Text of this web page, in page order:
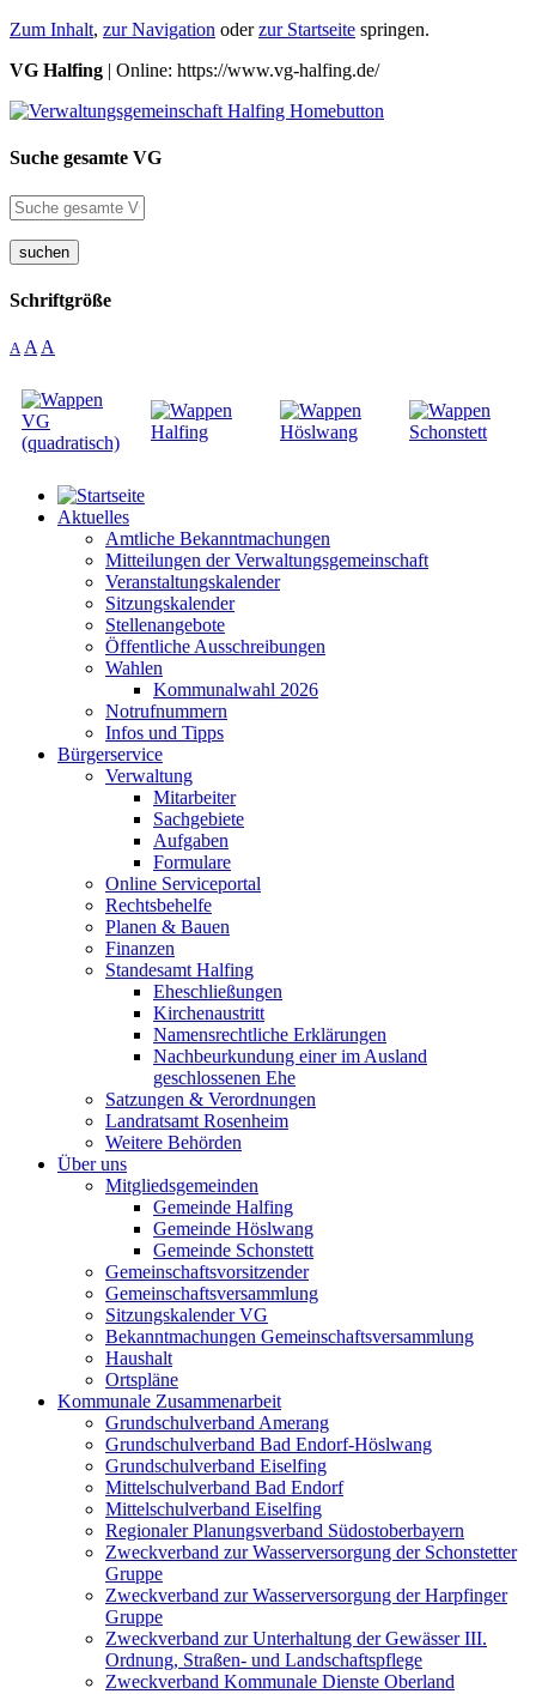
Zum Inhalt, zur Navigation oderzur Startseite springen.
VG Halfing | Online: https://www.vg-halfing.de/
Suche gesamte VG
suchen
Schriftgröße
A A A
Aktuelles
Amtliche Bekanntmachungen
Mitteilungen der Verwaltungsgemeinschaft
Veranstaltungskalender
Sitzungskalender
Stellenangebote
Öffentliche Ausschreibungen
Wahlen
Kommunalwahl 2026
Notrufnummern
Infos und Tipps
Bürgerservice
Verwaltung
Mitarbeiter
Sachgebiete
Aufgaben
Formulare
Online Serviceportal
Rechtsbehelfe
Planen & Bauen
Finanzen
Standesamt Halfing
Eheschließungen
Kirchenaustritt
Namensrechtliche Erklärungen
Nachbeurkundung einer im Ausland
geschlossenen Ehe
Satzungen & Verordnungen
Landratsamt Rosenheim
Weitere Behörden
Über uns
Mitgliedsgemeinden
Gemeinde Halfing
Gemeinde Höslwang
Gemeinde Schonstett
Gemeinschaftsvorsitzender
Gemeinschaftsversammlung
Sitzungskalender VG
Bekanntmachungen Gemeinschaftsversammlung
Haushalt
Ortspläne
Kommunale Zusammenarbeit
Grundschulverband Amerang
Grundschulverband Bad Endorf-Höslwang
Grundschulverband Eiselfing
Mittelschulverband Bad Endorf
Mittelschulverband Eiselfing
Regionaler Planungsverband Südostoberbayern
Zweckverband zur Wasserversorgung der Schonstetter
Gruppe
Zweckverband zur Wasserversorgung der Harpfinger
Gruppe
Zweckverband zur Unterhaltung der Gewässer III.
Ordnung, Straßen- und Landschaftspflege
Zweckverband Kommunale Dienste Oberland